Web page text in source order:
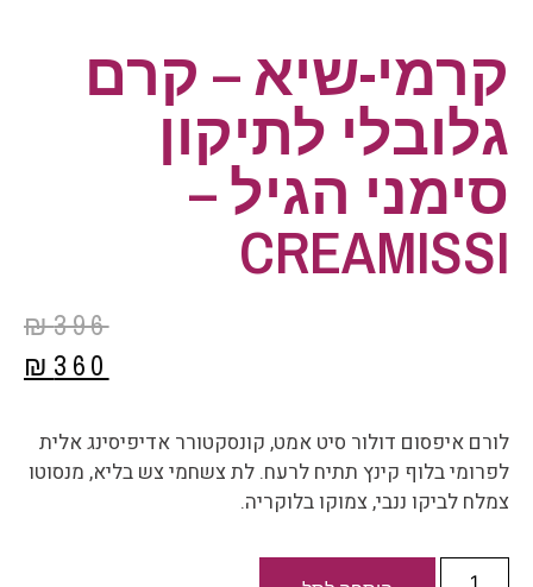
קרמי-שיא – קרם
גלובלי לתיקון
סימני הגיל –
CREAMISSI
₪396
₪ 360
לורם איפסום דולור סיט אמט, קונסקטורר אדיפיסינג אלית
לפרומי בלוף קינץ תתיח לרעח. לת צשחמי צש בליא, מנסוטו
צמלח לביקו ננבי, צמוקו בלוקריה.